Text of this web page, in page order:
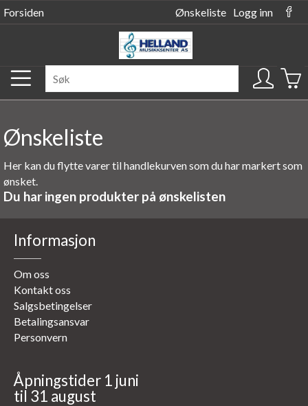
Forsiden Ønskeliste Logg inn
Ønskeliste
Her kan du flytte varer til handlekurven som du har markert som
ønsket.
Du har ingen produkter på ønskelisten
Informasjon
Om oss
Kontakt oss
Salgsbetingelser
Betalingsansvar
Personvern
Åpningstider 1 juni
til 31 august